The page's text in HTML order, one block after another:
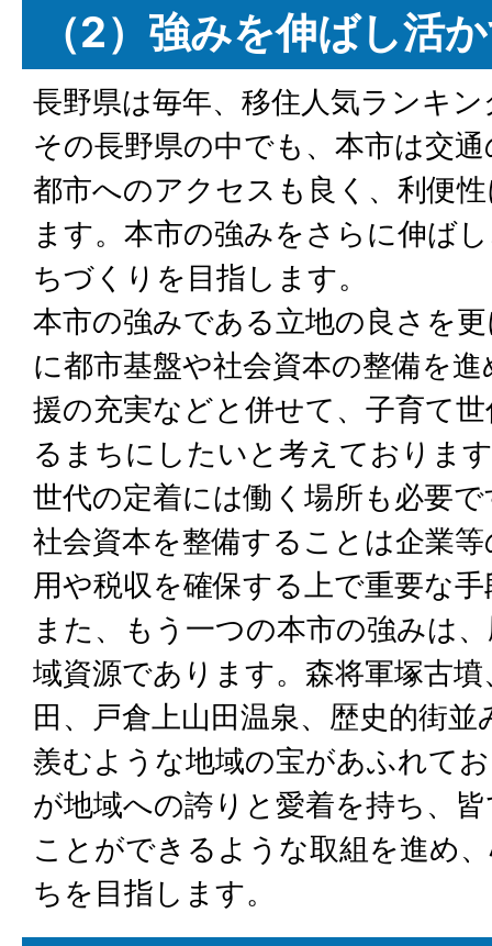
（2）強みを伸ばし活
長野県は毎年、移住人気ランキ
その長野県の中でも、本市は交
都市へのアクセスも良く、利便
ます。本市の強みをさらに伸ば
ちづくりを目指します。
本市の強みである立地の良さを
に都市基盤や社会資本の整備を
援の充実などと併せて、子育て
るまちにしたいと考えておりま
世代の定着には働く場所も必要
社会資本を整備することは企業
用や税収を確保する上で重要な
また、もう一つの本市の強みは
域資源であります。森将軍塚古
田、戸倉上山田温泉、歴史的街
羨むような地域の宝があふれて
が地域への誇りと愛着を持ち、
ことができるような取組を進め
ちを目指します。